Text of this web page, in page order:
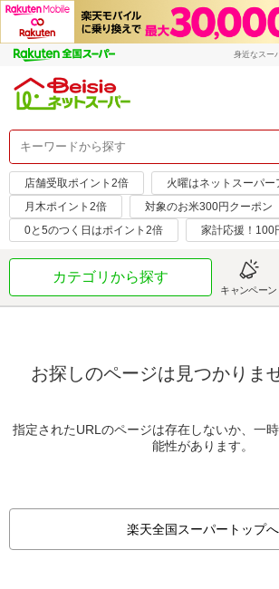
身近なスー
店舗受取ポイント2倍
火曜はネットスーパ
月木ポイント2倍
対象のお米300円クーポン
0と5のつく日はポイント2倍
家計応援！100
カテゴリから探す
キャンペーン
お探しのページは見つかりま
指定されたURLのページは存在しないか、一
能性があります。
楽天全国スーパートップへ